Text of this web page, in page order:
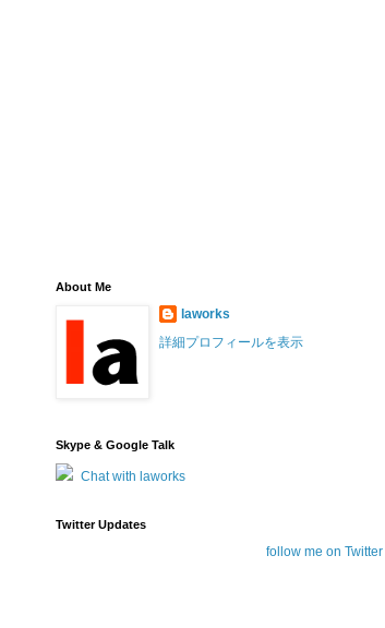
About Me
laworks
詳細プロフィールを表示
Skype & Google Talk
Chat with laworks
Twitter Updates
follow me on Twitter